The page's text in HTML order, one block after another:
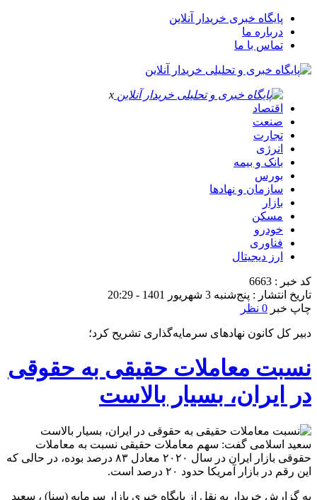
پایگاه خبری خریدار آنلاین
درباره ما
تماس با ما
x
اقتصاد
صنعت
تجارت
انرژی
بانک و بیمه
بورس
سازمان و نهادها
بازار
مسکن
خودرو
فناوری
ارز دیجیتال
کد خبر : 6663
تاریخ انتشار : پنج‌شنبه 3 شهریور 1401 - 20:29
چاپ خبر 0 نظر
دبیر کل کانون نهادهای سرمایه‌گذاری تشریح کرد؛
نسبت معاملات حقیقی به حقوقی
در ایران، بسیار بالاست
سعید اسلامی گفت: سهم معاملات حقیقی نسبت به معاملات
حقوقی بازار ایران در سال ۲۰۲۰ معادل ۸۳ درصد بوده، در حالی که
این رقم در بازار آمریکا حدود ۲۰ درصد است.
به گزارش خریدار به نقل از پایگاه خبری بازار سرمایه (سنا) ، سعید